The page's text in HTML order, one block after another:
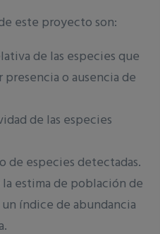
este proyecto son:
de las especies que
o ausencia de
de las especies
de especies detectadas.
estima de población de
índice de abundancia